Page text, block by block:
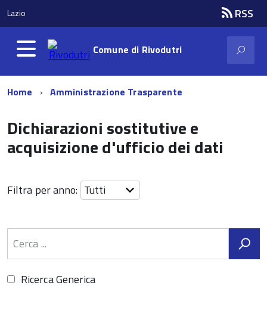
Lazio RSS
Comune di Rivodutri
Home Amministrazione Trasparente
Dichiarazioni sostitutive e
acquisizione d'ufficio dei dati
Filtra per anno:
Ricerca Generica